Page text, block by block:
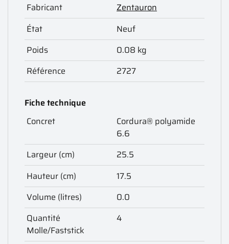
Fabricant
Zentauron
État
Neuf
Poids
0.08 kg
Référence
2727
Fiche technique
Concret
Cordura® polyamide
6.6
Largeur (cm)
25.5
Hauteur (cm)
17.5
Volume (litres)
0.0
Quantité
Molle/Faststick
4